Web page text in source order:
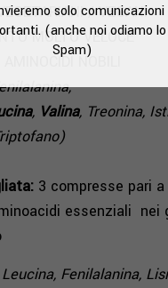
/ VEGANI
MOLTO VELOCE
NOBILI
, Valina, Treonina,
3 compresse pari a
essenziali nei
Leucina, Fenilalanina,
solo comunicazioni
(anche noi odiamo lo
Spam)